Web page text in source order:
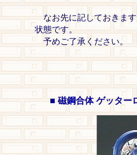
なお先に記しておきます
状態です。
予めご了承ください。
■ 磁鋼合体 ゲッター